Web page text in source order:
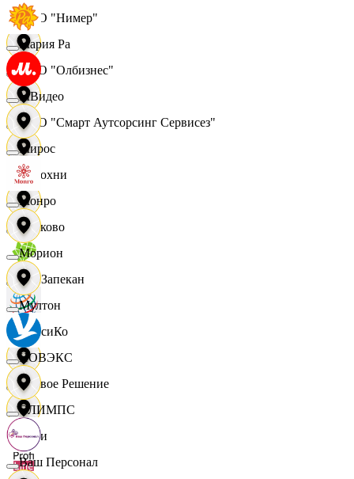
ООО "Нимер"
ООО "Олбизнес"
ООО "Смарт Аутсорсинг Сервисез"
Отдохни
Очаково
ПанЗапекан
ПепсиКо
Первое Решение
Пери
Мария Ра
МВидео
Мирос
Монро
Морион
Мултон
НОВЭКС
ОЛИМПС
Ваш Персонал